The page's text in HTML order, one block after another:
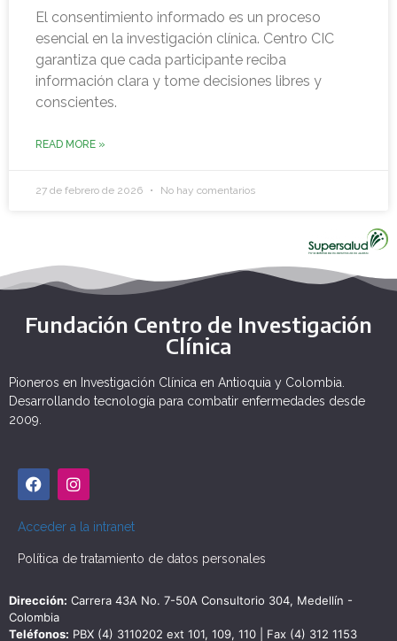
El consentimiento informado es un proceso
esencial en la investigación clínica. Centro CIC
garantiza que cada participante reciba
información clara y tome decisiones libres y
conscientes.
READ MORE »
27 de febrero de 2026 No hay comentarios
Fundación Centro de Investigación
Clínica
Pioneros en Investigación Clínica en Antioquia y Colombia.
Desarrollando tecnología para combatir enfermedades desde
2009.
Acceder a la intranet
Política de tratamiento de datos personales
Dirección: Carrera 43A No. 7-50A Consultorio 304, Medellín -
Colombia
Teléfonos: PBX (4) 3110202 ext 101, 109, 110 | Fax (4) 312 1153